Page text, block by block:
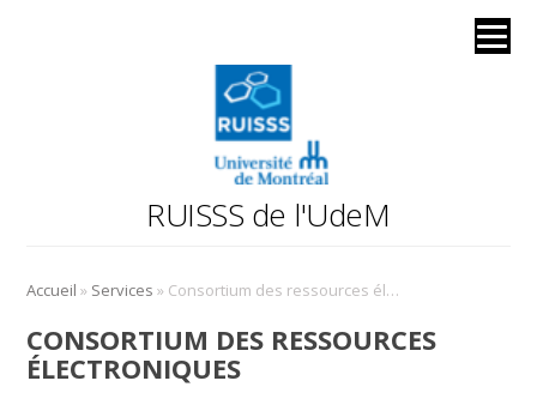
RUISSS de l'UdeM
Accueil » Services » Consortium des ressources électroniques
CONSORTIUM DES RESSOURCES
ÉLECTRONIQUES